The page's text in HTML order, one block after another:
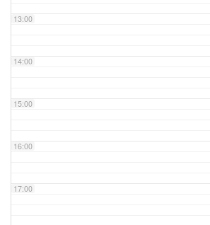
13:00
14:00
15:00
16:00
17:00